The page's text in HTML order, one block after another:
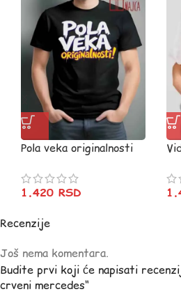
Pola veka originalnosti
1.420 RSD
Recenzije
Još nema komentara.
Budite prvi koji će napisati
crveni mercedes“